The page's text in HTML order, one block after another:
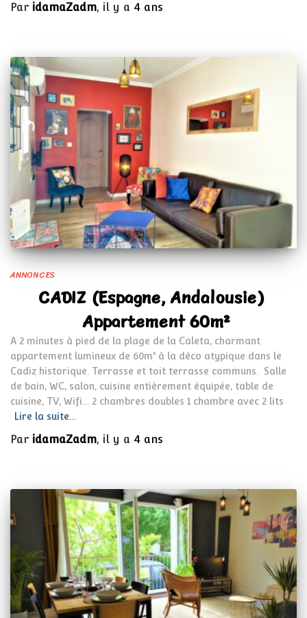
Par idamaZadm, il y a 4 ans
ANNONCES
CADIZ (Espagne, Andalousie)
Appartement 60m²
A 2 minutes à pied de la plage de la Caleta, charmant
appartement lumineux de 60m² à la déco atypique dans le
Cadiz historique. Terrasse et toit terrasse communs. Salle
de bain, WC, salon, cuisine entièrement équipée, table de
cuisine, TV, Wifi… 2 chambres doubles 1 chambre avec 2 lits
Lire la suite…
Par idamaZadm, il y a 4 ans